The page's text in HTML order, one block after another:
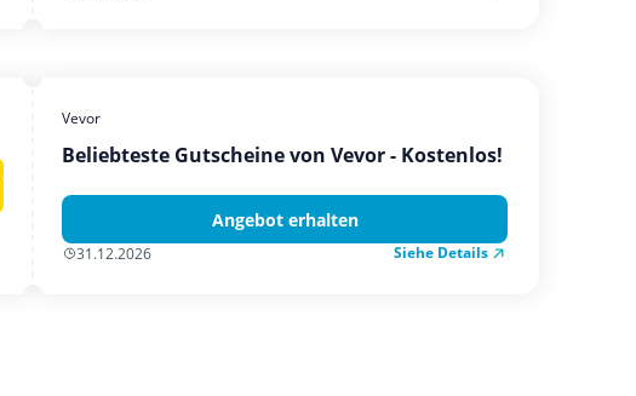
Vevor
Beliebteste Gutscheine von Vevor - Kostenlos!
Angebot erhalten
31.12.2026 Siehe Details